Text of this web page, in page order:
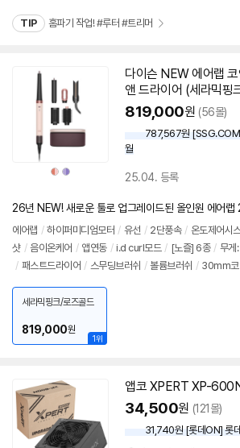
TIP 홈파기 작업! #루터 #트리머
상
품
상
품
상
품
상
품
다이슨 NEW 에어랩
앤 드라이어 (세라믹핑
819,000원 (56몰)
787,567원
월
25.04. 등록
26년 NEW! 새로운 툴로 업그레이드된 올인원 에어랩
에어랩 / 하이퍼미디엄모터 / 유선 / 2단풍속 / 온도제어시
샷 / 음이온케어 / 앱연동 / i.d curl모드 / [노즐] 6종 / 무
/ 패스트드라이어 / 스무딩브러쉬 / 볼륨브러쉬 / 30mm코
상: 세라믹 핑크/로즈 골드
1위
세라믹핑크/로즈골드
819,000원
앱코 XPERT XP-
34,500원 (121몰)
31,740원 [롯데ON] 롯